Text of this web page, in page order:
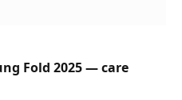
Fold 2025 — care